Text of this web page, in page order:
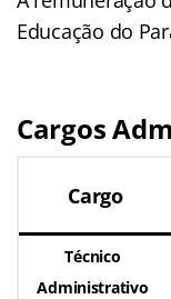
Educação do
Cargos
Cargo
Técnico
Administrativo